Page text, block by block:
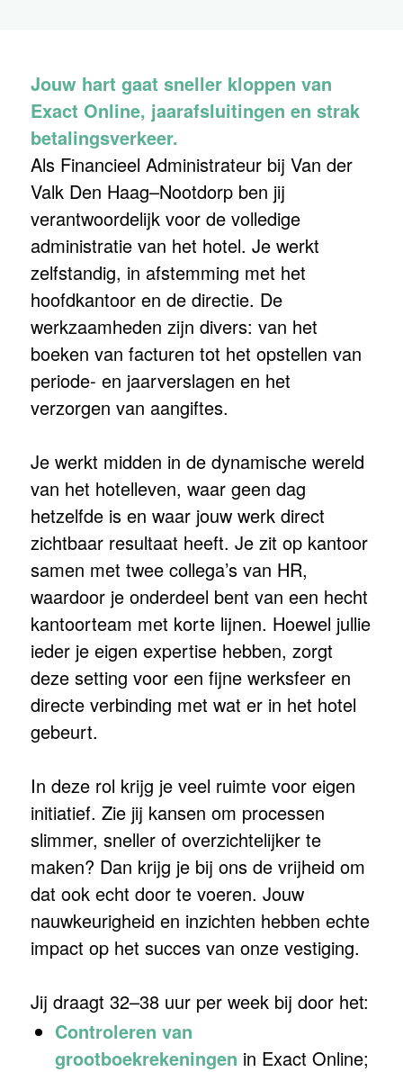
Jouw hart gaat sneller kloppen van
Exact Online, jaarafsluitingen en strak
betalingsverkeer.
Als Financieel Administrateur bij Van der
Valk Den Haag–Nootdorp ben jij
verantwoordelijk voor de volledige
administratie van het hotel. Je werkt
zelfstandig, in afstemming met het
hoofdkantoor en de directie. De
werkzaamheden zijn divers: van het
boeken van facturen tot het opstellen van
periode‑ en jaarverslagen en het
verzorgen van aangiftes.
Je werkt midden in de dynamische wereld
van het hotelleven, waar geen dag
hetzelfde is en waar jouw werk direct
zichtbaar resultaat heeft. Je zit op kantoor
samen met twee collega’s van HR,
waardoor je onderdeel bent van een hecht
kantoorteam met korte lijnen. Hoewel jullie
ieder je eigen expertise hebben, zorgt
deze setting voor een fijne werksfeer en
directe verbinding met wat er in het hotel
gebeurt.
In deze rol krijg je veel ruimte voor eigen
initiatief. Zie jij kansen om processen
slimmer, sneller of overzichtelijker te
maken? Dan krijg je bij ons de vrijheid om
dat ook echt door te voeren. Jouw
nauwkeurigheid en inzichten hebben echte
impact op het succes van onze vestiging.
Jij draagt 32–38 uur per week bij door het:
Controleren van
grootboekrekeningen in Exact Online;